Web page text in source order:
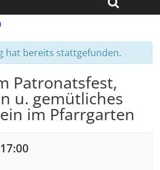
hat bereits stattgefunden.
Patronatsfest,
u. gemütliches
im Pfarrgarten
17:00